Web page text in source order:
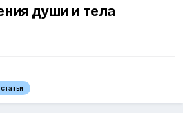
души и тела